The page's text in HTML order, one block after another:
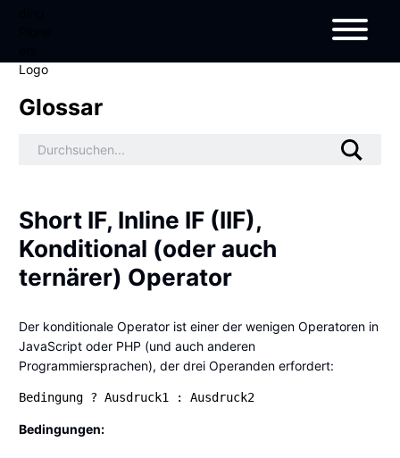
Glossar
Short IF, Inline IF (IIF),
Konditional (oder auch
ternärer) Operator
Der konditionale Operator ist einer der wenigen Operatoren in
JavaScript oder PHP (und auch anderen
Programmiersprachen), der drei Operanden erfordert:
Bedingung ? Ausdruck1 : Ausdruck2
Bedingungen: